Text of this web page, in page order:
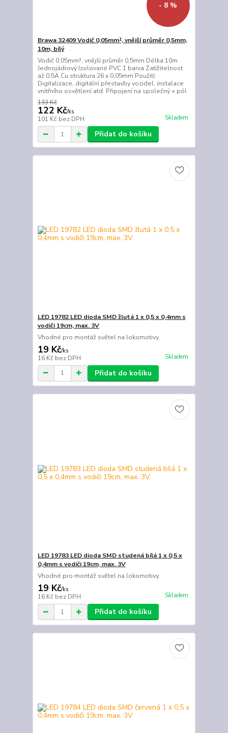
- 8 %
Brawa 32409 Vodič 0,05mm², vnější průměr 0,5mm,
10m, bílý
Vodič 0,05mm², vnější průměr 0,5mm Délka:10m
Jednojádrový Izolované PVC 1 barva Zatížitelnost
až 0,5A Cu struktura 26 x 0,05mm Použití:
Digitalizace, digitální přestavby vozidel, instalace
vnitřního osvětlení atd. Připojení na společný + pól
133 Kč
122 Kč/ks
101 Kč bez DPH Skladem
Přidat do košíku
LED 19782 LED dioda SMD žlutá 1 x 0,5 x 0,4mm s
vodiči 19cm, max. 3V
Vhodné pro montáž světel na lokomotivy.
19 Kč/ks
16 Kč bez DPH Skladem
Přidat do košíku
LED 19783 LED dioda SMD studená bílá 1 x 0,5 x
0,4mm s vodiči 19cm, max. 3V
Vhodné pro montáž světel na lokomotivy.
19 Kč/ks
16 Kč bez DPH Skladem
Přidat do košíku